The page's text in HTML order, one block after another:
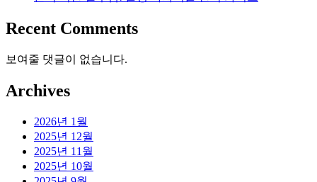
Recent Comments
보여줄 댓글이 없습니다.
Archives
2026년 1월
2025년 12월
2025년 11월
2025년 10월